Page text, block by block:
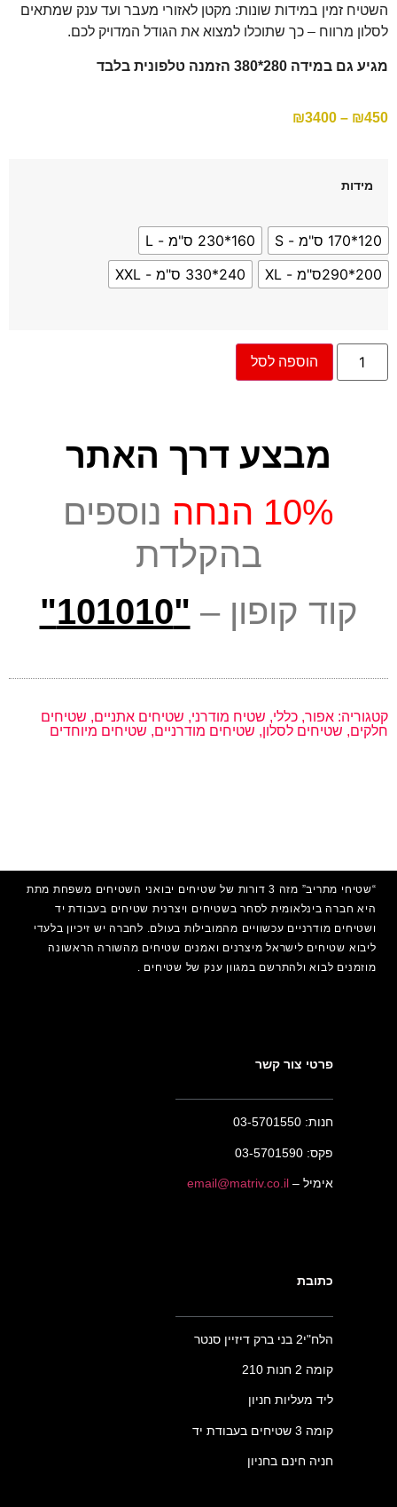
השטיח זמין במידות שונות: מקטן לאזורי מעבר ועד ענק שמתאים
לסלון מרווח – כך שתוכלו למצוא את הגודל המדויק לכם.
מגיע גם במידה 280*380 הזמנה טלפונית בלבד
₪450
–
₪3400
מידות
120*170 ס"מ - S
160*230 ס"מ - L
200*290ס"מ - XL
240*330 ס"מ - XXL
הוספה לסל
מבצע דרך האתר
10% הנחה
נוספים
בהקלדת
קוד קופון – "101010"
קטגוריה: אפור, כללי, שטיח מודרני, שטיחים אתניים, שטיחים
חלקים, שטיחים לסלון, שטיחים מודרניים, שטיחים מיוחדים
“שטיחי מתריב” מזה 3 דורות של שטיחים יבואני השטיחים משפחת מתת
היא חברה בינלאומית לסחר בשטיחים ויצרנית שטיחים בעבודת יד
ושטיחים מודרניים עכשוויים מהמובילות בעולם. לחברה יש זיכיון בלעדי
ליבוא שטיחים לישראל מיצרנים ואמנים שטיחים מהשורה הראשונה
מוזמנים לבוא ולהתרשם במגוון ענק של שטיחים .
פרטי צור קשר
חנות: 03-5701550
פקס: 03-5701590
אימיל –email@matriv.co.il
כתובת
הלח"י2 בני ברק דיזיין סנטר
קומה 2 חנות 210
ליד מעליות חניון
קומה 3 שטיחים בעבודת יד
חניה חינם בחניון